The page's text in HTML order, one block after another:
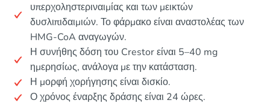
υπερχοληστεριναιμίας και των μεικτών
δυσλιπιδαιμιών. Το φάρμακο είναι αναστολέας των
HMG-CoA αναγωγών.
Η συνήθης δόση του Crestor είναι 5–40 mg
ημερησίως, ανάλογα με την κατάσταση.
Η μορφή χορήγησης είναι δισκίο.
Ο χρόνος έναρξης δράσης είναι 24 ώρες.